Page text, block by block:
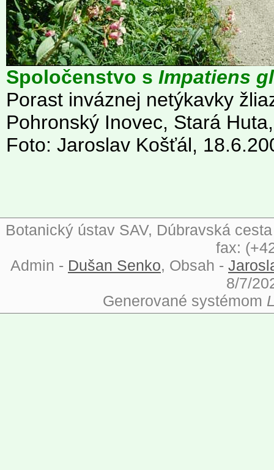
Spoločenstvo s Impatiens
Porast inváznej netýkavky
Pohronský Inovec, Stará
Foto: Jaroslav Košťál,
Botanický ústav SAV, Dúbravská
fax:
Admin - Dušan Senko, Obsah -
8/7/
Generované systémom